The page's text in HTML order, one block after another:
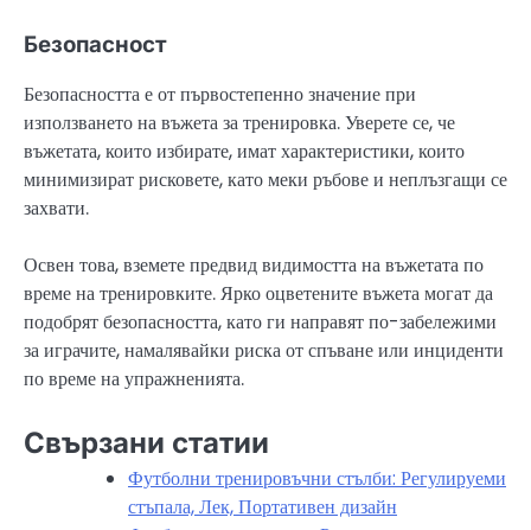
Безопасност
Безопасността е от първостепенно значение при
използването на въжета за тренировка. Уверете се, че
въжетата, които избирате, имат характеристики, които
минимизират рисковете, като меки ръбове и неплъзгащи се
захвати.
Освен това, вземете предвид видимостта на въжетата по
време на тренировките. Ярко оцветените въжета могат да
подобрят безопасността, като ги направят по-забележими
за играчите, намалявайки риска от спъване или инциденти
по време на упражненията.
Свързани статии
Футболни тренировъчни стълби: Регулируеми
стъпала, Лек, Портативен дизайн